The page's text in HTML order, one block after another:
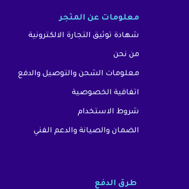
معلومات عن المتجر
شهادة توثيق التجارة الالكترونية
من نحن
معلومات الشحن والتوصيل والدفع
اتفاقية الخصوصية
شروط الاستخدام
الضمان والصيانة والدعم الفني
طرق الدفع